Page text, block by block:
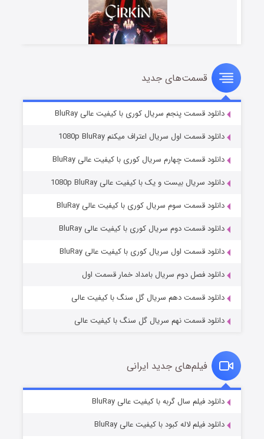
سریال زشت
قسمت۲ (زیرنویس) منتشر شد
مردگان متحرک: شهر مرده ۳
قسمت۲ (زیرنویس) منتشر شد
قسمت۷ (زیرنویس) منتشر شد
قسمت‌های جدید
دانلود قسمت پنجم سریال کوری با کیفیت عالی BluRay
دانلود قسمت اول سریال اعتراف میکنم 1080p BluRay
دانلود قسمت چهارم سریال کوری با کیفیت عالی BluRay
دانلود سریال بیست و یک با کیفیت عالی 1080p BluRay
دانلود قسمت سوم سریال کوری با کیفیت عالی BluRay
دانلود قسمت دوم سریال کوری با کیفیت عالی BluRay
دانلود قسمت اول سریال کوری با کیفیت عالی BluRay
دانلود فصل دوم سریال بامداد خمار قسمت اول
دانلود قسمت دهم سریال گل سنگ با کیفیت عالی
دانلود قسمت نهم سریال گل سنگ با کیفیت عالی
فیلم‌های جدید ایرانی
دانلود فیلم سال گربه با کیفیت عالی BluRay
دانلود فیلم لاله کبود با کیفیت عالی BluRay